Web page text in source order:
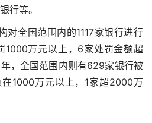
行等。
对全国范围内的1117家银行进行
1000万元以上，6家处罚金额超
，全国范围内则有629家银行被
1000万元以上，1家超2000万